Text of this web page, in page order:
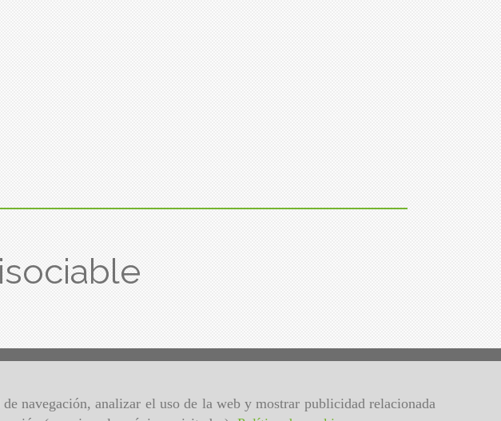
navegación, analizar el uso de la web y mostrar publicidad relacionada